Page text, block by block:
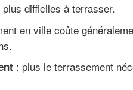
difficiles à terrasser.
en ville coûte
: plus le terrassement